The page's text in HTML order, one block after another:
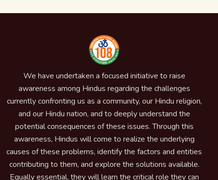
We have undertaken a focused initiative to raise
awareness among Hindus regarding the challenges
currently confronting us as a community, our Hindu religion,
and our Hindu nation, and to deeply understand the
potential consequences of these issues. Through this
awareness, Hindus will come to realize the underlying
causes of these problems, identify the factors and entities
contributing to them, and explore the solutions available.
Equally essential, they will learn the critical role they can